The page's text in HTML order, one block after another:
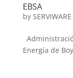
EBSA
by SERVIWARE
Energía de